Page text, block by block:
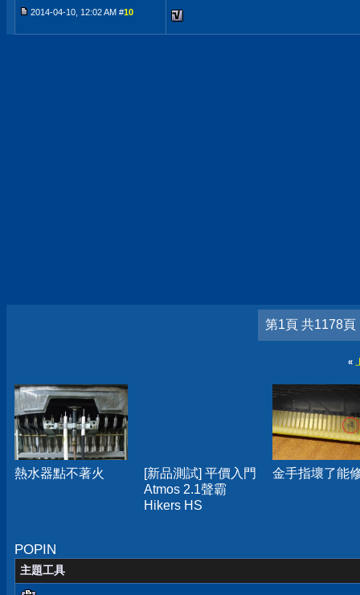
2014-04-10, 12:02 AM #10
第1頁 共1178頁
«
熱水器點不著火
[新品測試] 平價入門
Atmos 2.1聲霸
Hikers HS
金手指壞了能
POPIN
主題工具